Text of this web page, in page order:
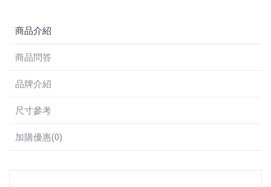
商品介紹
商品問答
品牌介紹
尺寸參考
加購優惠(0)